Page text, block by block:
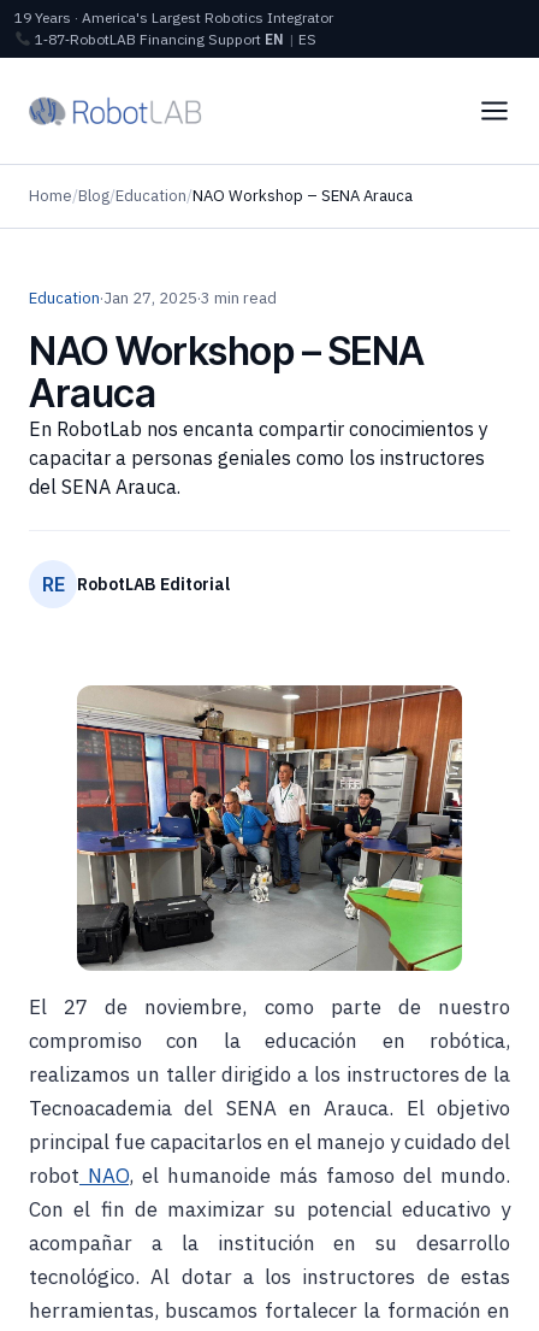
19 Years · America's Largest Robotics Integrator
1‑87‑RobotLAB Financing Support EN | ES
Home/Blog/Education/NAO Workshop – SENA Arauca
Education·Jan 27, 2025·3 min read
NAO Workshop – SENA
Arauca
En RobotLab nos encanta compartir conocimientos y
capacitar a personas geniales como los instructores
del SENA Arauca.
RE RobotLAB Editorial
El 27 de noviembre, como parte de nuestro
compromiso con la educación en robótica,
realizamos un taller dirigido a los instructores de la
Tecnoacademia del SENA en Arauca. El objetivo
principal fue capacitarlos en el manejo y cuidado del
robot NAO, el humanoide más famoso del mundo.
Con el fin de maximizar su potencial educativo y
acompañar a la institución en su desarrollo
tecnológico. Al dotar a los instructores de estas
herramientas, buscamos fortalecer la formación en